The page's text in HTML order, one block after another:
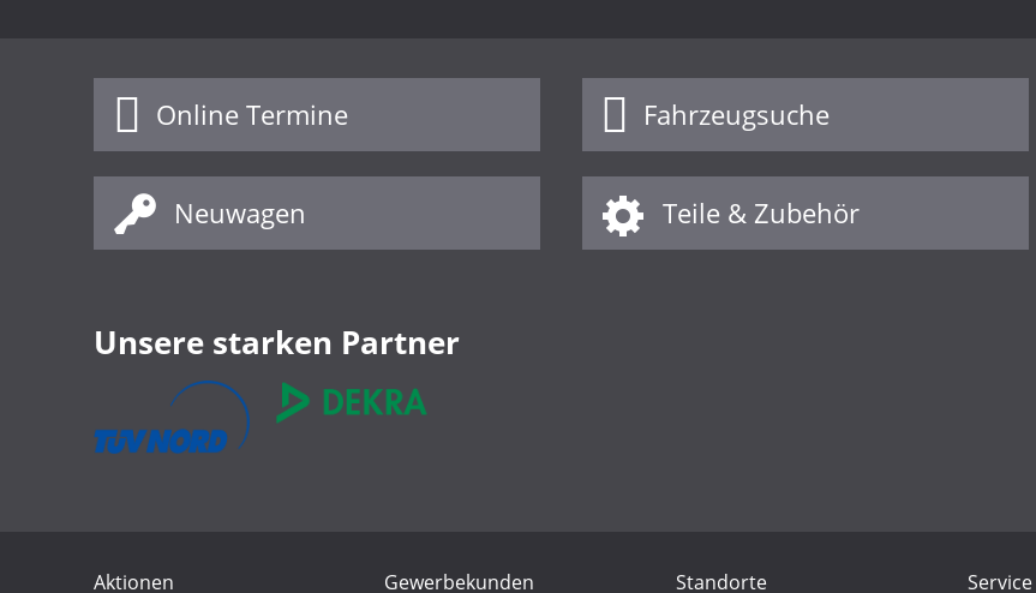
Online Termine Fahrzeugsuche
Neuwagen Teile & Zubehör
Unsere starken Partner
Aktionen Gewerbekunden Standorte Service